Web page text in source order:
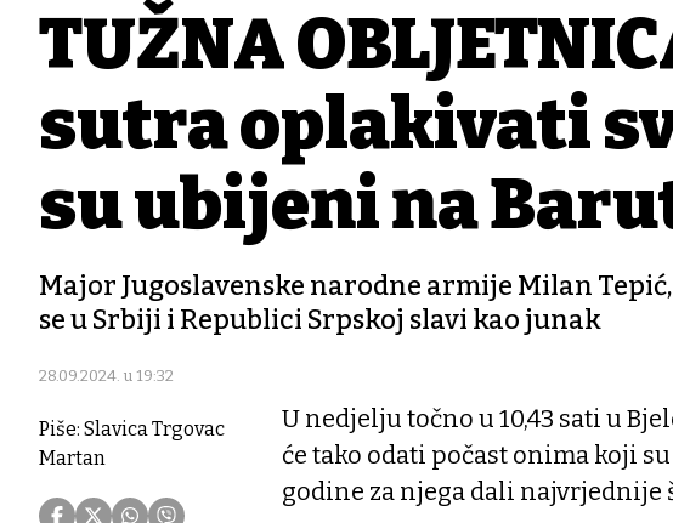
TUŽNA
sutra oplakivati
su ubijeni na
Major Jugoslavenske narodne armije Milan
se u Srbiji i Republici Srpskoj slavi kao junak
28.09.2024. u 19:32
Piše: Slavica Trgovac
Martan
U nedjelju točno u 10,43 sati u
će tako odati počast onima koji
godine za njega dali najvrjednije